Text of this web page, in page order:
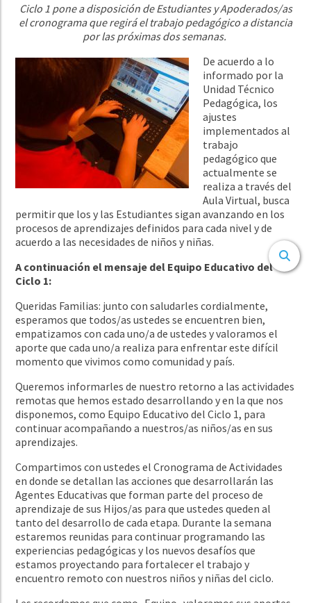
Ciclo 1 pone a disposición de Estudiantes y Apoderados/as
el cronograma que regirá el trabajo pedagógico a distancia
por las próximas dos semanas.
De acuerdo a lo
informado por la
Unidad Técnico
Pedagógica, los
ajustes
implementados al
trabajo
pedagógico que
actualmente se
realiza a través del
Aula Virtual, busca
permitir que los y las Estudiantes sigan avanzando en los
procesos de aprendizajes definidos para cada nivel y de
acuerdo a las necesidades de niños y niñas.
A continuación el mensaje del Equipo Educativo del
Ciclo 1:
Queridas Familias: junto con saludarles cordialmente,
esperamos que todos/as ustedes se encuentren bien,
empatizamos con cada uno/a de ustedes y valoramos el
aporte que cada uno/a realiza para enfrentar este difícil
momento que vivimos como comunidad y país.
Queremos informarles de nuestro retorno a las actividades
remotas que hemos estado desarrollando y en la que nos
disponemos, como Equipo Educativo del Ciclo 1, para
continuar acompañando a nuestros/as niños/as en sus
aprendizajes.
Compartimos con ustedes el Cronograma de Actividades
en donde se detallan las acciones que desarrollarán las
Agentes Educativas que forman parte del proceso de
aprendizaje de sus Hijos/as para que ustedes queden al
tanto del desarrollo de cada etapa. Durante la semana
estaremos reunidas para continuar programando las
experiencias pedagógicas y los nuevos desafíos que
estamos proyectando para fortalecer el trabajo y
encuentro remoto con nuestros niños y niñas del ciclo.